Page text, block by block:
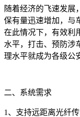
随着经济的飞速发展
保有量迅速增加，与
在此情况下，有效利
水平，打击、预防涉
理水平就成为各级公
二、 系统需求
1 、 支持远距离光纤